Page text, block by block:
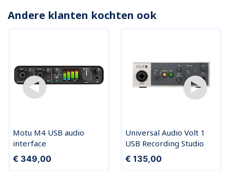
Andere klanten kochten ook
Motu M4 USB audio
interface
€ 349,00
Universal Audio Volt 1
USB Recording Studio
€ 135,00